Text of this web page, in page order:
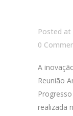
Posted at
0
A
Reunião
realizada